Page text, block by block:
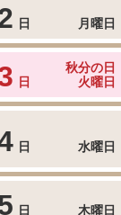
日 月曜日
日
秋分の日
火曜日
日 水曜日
日 木曜日